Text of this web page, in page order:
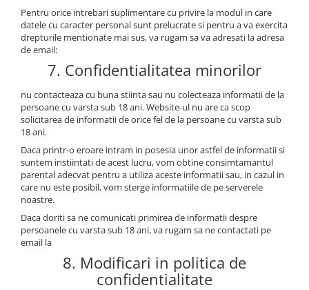
Pentru orice intrebari suplimentare cu privire la modul in care
datele cu caracter personal sunt prelucrate si pentru a va exercita
drepturile mentionate mai sus, va rugam sa va adresati la adresa
de email:
7. Confidentialitatea minorilor
nu contacteaza cu buna stiinta sau nu colecteaza informatii de la
persoane cu varsta sub 18 ani. Website-ul nu are ca scop
solicitarea de informatii de orice fel de la persoane cu varsta sub
18 ani.
Daca printr-o eroare intram in posesia unor astfel de informatii si
suntem instiintati de acest lucru, vom obtine consimtamantul
parental adecvat pentru a utiliza aceste informatii sau, in cazul in
care nu este posibil, vom sterge informatiile de pe serverele
noastre.
Daca doriti sa ne comunicati primirea de informatii despre
persoanele cu varsta sub 18 ani, va rugam sa ne contactati pe
email la
8. Modificari in politica de
confidentialitate